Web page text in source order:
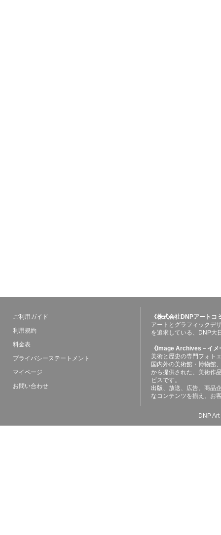
ご利用ガイド
利用規約
料金表
プライバシーステートメント
マイページ
お問い合わせ
《株式会社DNPアート
アートとグラフィックデ
を追求している、DNP大
《Image Archives－イ
美術と歴史の専門フォト
国内外の美術館・博物館
から提供された、美術作
ビスです。
出版、放送、広告、商品
なコンテンツを揃え、お
DNP